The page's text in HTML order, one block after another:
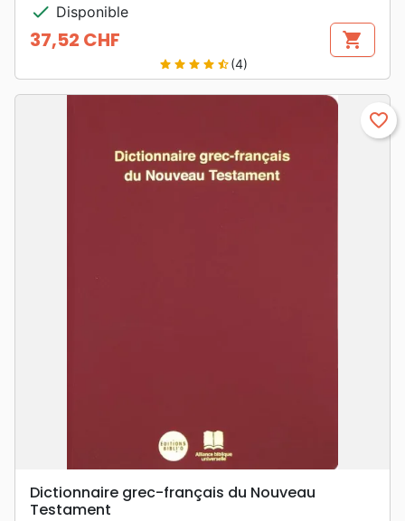
check Disponible
Prix
37,52 CHF shopping_cart
star star star star star_half(4)
favorite_border
Dictionnaire grec-français du Nouveau
Testament